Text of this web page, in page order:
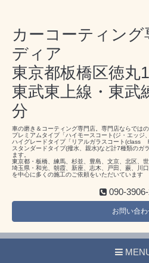
カーコーティング
ディア
東京都板橋区徳丸
東武東上線・東
分
車の磨き＆コーティング専門店。専門店ならでは
プレミアムタイプ「ハイモースコート(ジ・エッジ
ハイグレードタイプ「リアルガラスコート(class
スタンダードタイプ(撥水、親水)など計7種類のガ
ます。
東京都・板橋、練馬、杉並、豊島、文京、北区、
埼玉県・和光、朝霞、新座、志木、戸田、蕨、川
を中心に多くの施工のご依頼をいただいています
090-
お問い合